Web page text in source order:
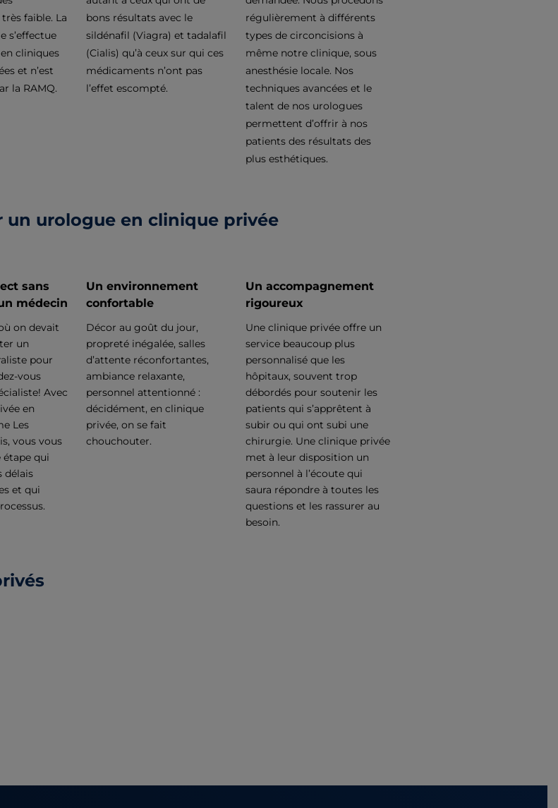
faible. La
s’effectue
cliniques
et n’est
la RAMQ.
bons résultats avec le
sildénafil (Viagra) et tadalafil
(Cialis) qu’à ceux sur qui ces
médicaments n’ont pas
l’effet escompté.
régulièrement à différents
types de circoncisions à
même notre clinique, sous
anesthésie locale. Nos
techniques avancées et le
talent de nos urologues
permettent d’offrir à nos
patients des résultats des
plus esthétiques.
un urologue en clinique privée
sans
médecin
on devait
un
pour
vous
Avec
en
Les
vous vous
étape qui
délais
et qui
Un environnement
confortable
Décor au goût du jour,
propreté inégalée, salles
d’attente réconfortantes,
ambiance relaxante,
personnel attentionné :
décidément, en clinique
privée, on se fait
chouchouter.
Un accompagnement
rigoureux
Une clinique privée offre un
service beaucoup plus
personnalisé que les
hôpitaux, souvent trop
débordés pour soutenir les
patients qui s’apprêtent à
subir ou qui ont subi une
chirurgie. Une clinique privée
met à leur disposition un
personnel à l’écoute qui
saura répondre à toutes les
questions et les rassurer au
besoin.